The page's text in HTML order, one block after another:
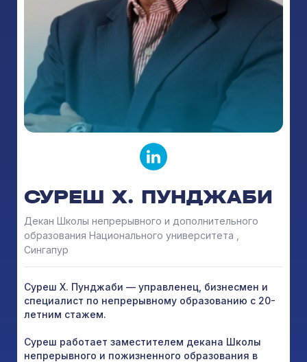
СУРЕШ Х. ПУНДЖАБИ
Декан Школы непрерывного и дополнительного
образования Национального университета ,
Сингапур
​​Суреш Х. Пунджаби — управленец, бизнесмен и
специалист по непрерывному образованию с 20-
летним стажем.
Суреш работает заместителем декана Школы
непрерывного и пожизненного образования в